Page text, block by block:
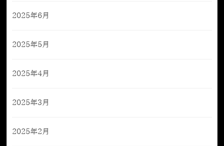
2025年6月
2025年5月
2025年4月
2025年3月
2025年2月